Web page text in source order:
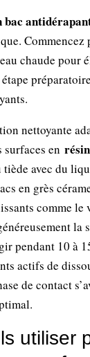
bac
Commencez
chaude pour
nettoyante
surfaces en
tiède avec du
en grès
comme
la
pendant 10 à
actifs de
de contact
utiliser